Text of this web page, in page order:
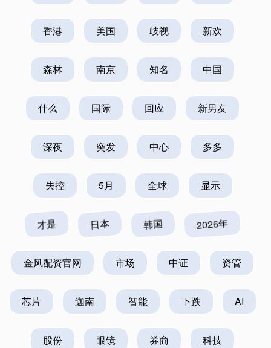
香港 美国 歧视 新欢
森林 南京 知名 中国
什么 国际 回应 新男友
深夜 突发 中心 多多
失控 5月 全球 显示
才是 日本 韩国 2026年
金风配资官网 市场 中证 资管
芯片 迦南 智能 下跌 AI
股份 眼镜 券商 科技